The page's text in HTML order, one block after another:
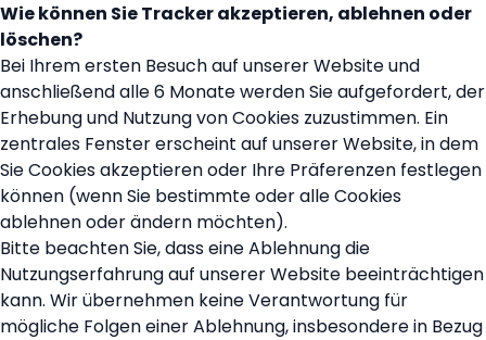
Wie können Sie Tracker akzeptieren, ablehnen oder
löschen?
Bei Ihrem ersten Besuch auf unserer Website und
anschließend alle 6 Monate werden Sie aufgefordert, der
Erhebung und Nutzung von Cookies zuzustimmen. Ein
zentrales Fenster erscheint auf unserer Website, in dem
Sie Cookies akzeptieren oder Ihre Präferenzen festlegen
können (wenn Sie bestimmte oder alle Cookies
ablehnen oder ändern möchten).
Bitte beachten Sie, dass eine Ablehnung die
Nutzungserfahrung auf unserer Website beeinträchtigen
kann. Wir übernehmen keine Verantwortung für
mögliche Folgen einer Ablehnung, insbesondere in Bezug